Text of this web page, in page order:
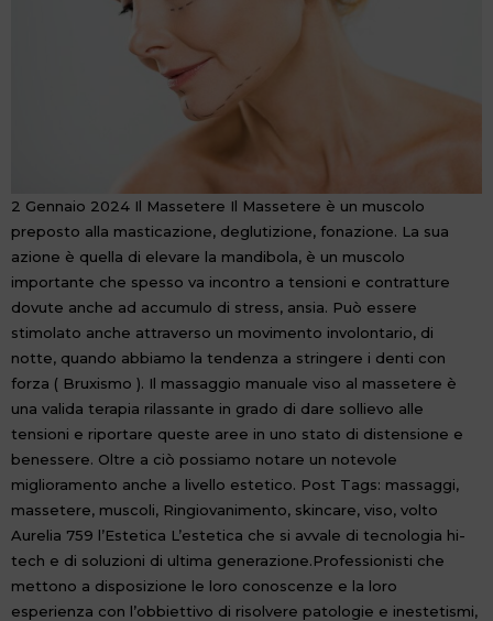
2 Gennaio 2024 Il Massetere Il Massetere è un muscolo
preposto alla masticazione, deglutizione, fonazione. La sua
azione è quella di elevare la mandibola, è un muscolo
importante che spesso va incontro a tensioni e contratture
dovute anche ad accumulo di stress, ansia. Può essere
stimolato anche attraverso un movimento involontario, di
notte, quando abbiamo la tendenza a stringere i denti con
forza ( Bruxismo ). Il massaggio manuale viso al massetere è
una valida terapia rilassante in grado di dare sollievo alle
tensioni e riportare queste aree in uno stato di distensione e
benessere. Oltre a ciò possiamo notare un notevole
miglioramento anche a livello estetico. Post Tags: massaggi,
massetere, muscoli, Ringiovanimento, skincare, viso, volto
Aurelia 759 l’Estetica L’estetica che si avvale di tecnologia hi-
tech e di soluzioni di ultima generazione.Professionisti che
mettono a disposizione le loro conoscenze e la loro
esperienza con l’obbiettivo di risolvere patologie e inestetismi,